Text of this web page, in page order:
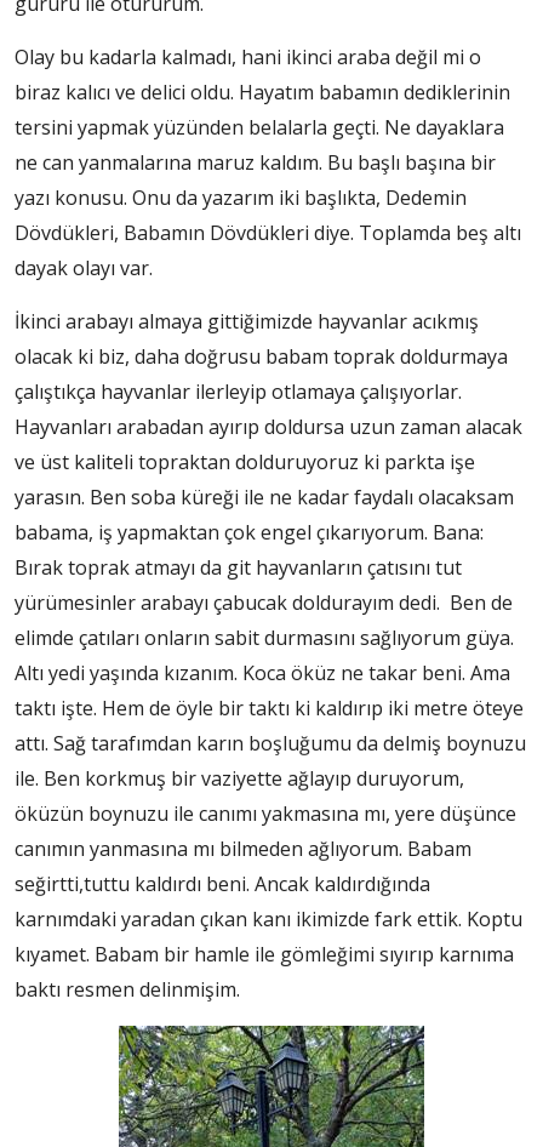
Olay bu kadarla kalmadı, hani ikinci araba değil mi o
biraz kalıcı ve delici oldu. Hayatım babamın dediklerinin
tersini yapmak yüzünden belalarla geçti. Ne dayaklara
ne can yanmalarına maruz kaldım. Bu başlı başına bir
yazı konusu. Onu da yazarım iki başlıkta, Dedemin
Dövdükleri, Babamın Dövdükleri diye. Toplamda beş altı
dayak olayı var.
İkinci arabayı almaya gittiğimizde hayvanlar acıkmış
olacak ki biz, daha doğrusu babam toprak doldurmaya
çalıştıkça hayvanlar ilerleyip otlamaya çalışıyorlar.
Hayvanları arabadan ayırıp doldursa uzun zaman alacak
ve üst kaliteli topraktan dolduruyoruz ki parkta işe
yarasın. Ben soba küreği ile ne kadar faydalı olacaksam
babama, iş yapmaktan çok engel çıkarıyorum. Bana:
Bırak toprak atmayı da git hayvanların çatısını tut
yürümesinler arabayı çabucak doldurayım dedi. Ben de
elimde çatıları onların sabit durmasını sağlıyorum güya.
Altı yedi yaşında kızanım. Koca öküz ne takar beni. Ama
taktı işte. Hem de öyle bir taktı ki kaldırıp iki metre öteye
attı. Sağ tarafımdan karın boşluğumu da delmiş boynuzu
ile. Ben korkmuş bir vaziyette ağlayıp duruyorum,
öküzün boynuzu ile canımı yakmasına mı, yere düşünce
canımın yanmasına mı bilmeden ağlıyorum. Babam
seğirtti,tuttu kaldırdı beni. Ancak kaldırdığında
karnımdaki yaradan çıkan kanı ikimizde fark ettik. Koptu
kıyamet. Babam bir hamle ile gömleğimi sıyırıp karnıma
baktı resmen delinmişim.